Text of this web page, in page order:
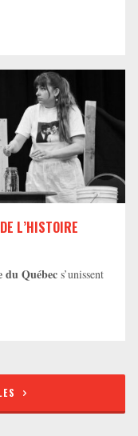
L’HISTOIRE
Québec s’unissent